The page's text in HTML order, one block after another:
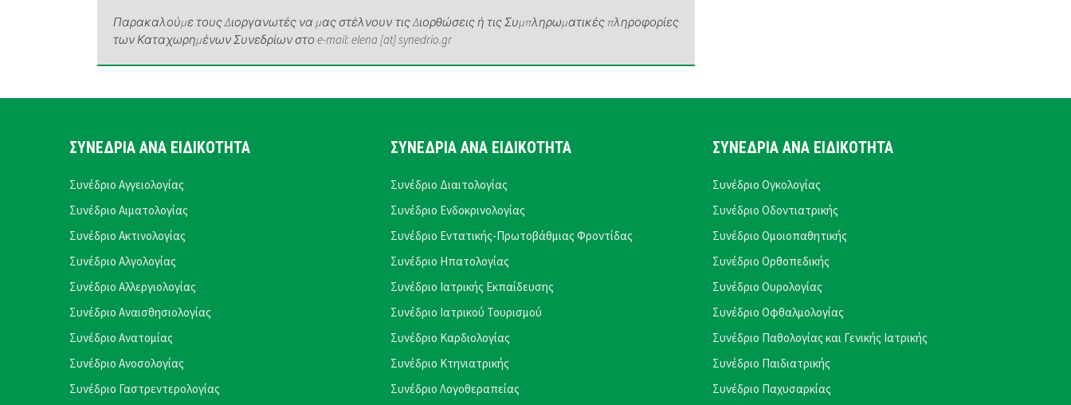
Παρακαλούμε τους Διοργανωτές να μας στέλνουν τις Διορθώσεις ή τις Συμπληρωματικές πληροφορίες
των Καταχωρημένων Συνεδρίων στο e-mail: elena [at] synedrio.gr
ΣΥΝΕΔΡΙΑ ΑΝΑ ΕΙΔΙΚΟΤΗΤΑ
Συνέδριο Αγγειολογίας
Συνέδριο Αιματολογίας
Συνέδριο Ακτινολογίας
Συνέδριο Αλγολογίας
Συνέδριο Αλλεργιολογίας
Συνέδριο Αναισθησιολογίας
Συνέδριο Ανατομίας
Συνέδριο Ανοσολογίας
Συνέδριο Γαστρεντερολογίας
ΣΥΝΕΔΡΙΑ ΑΝΑ ΕΙΔΙΚΟΤΗΤΑ
Συνέδριο Διαιτολογίας
Συνέδριο Ενδοκρινολογίας
Συνέδριο Εντατικής-Πρωτοβάθμιας Φροντίδας
Συνέδριο Ηπατολογίας
Συνέδριο Ιατρικής Εκπαίδευσης
Συνέδριο Ιατρικού Τουρισμού
Συνέδριο Καρδιολογίας
Συνέδριο Κτηνιατρικής
Συνέδριο Λογοθεραπείας
ΣΥΝΕΔΡΙΑ ΑΝΑ ΕΙΔΙΚΟΤΗΤΑ
Συνέδριο Ογκολογίας
Συνέδριο Οδοντιατρικής
Συνέδριο Ομοιοπαθητικής
Συνέδριο Ορθοπεδικής
Συνέδριο Ουρολογίας
Συνέδριο Οφθαλμολογίας
Συνέδριο Παθολογίας και Γενικής Ιατρικής
Συνέδριο Παιδιατρικής
Συνέδριο Παχυσαρκίας